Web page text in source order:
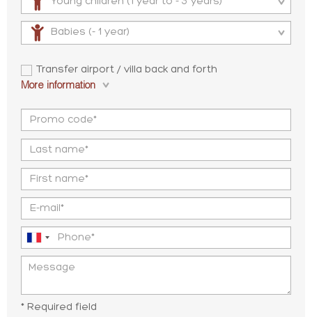
Transfer airport / villa back and forth
More information
* Required field